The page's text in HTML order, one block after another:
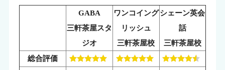
GABA
三軒茶屋スタ
ジオ
ワンコイング
リッシュ
三軒茶屋校
シェーン英会
話
三軒茶屋校
総合評価